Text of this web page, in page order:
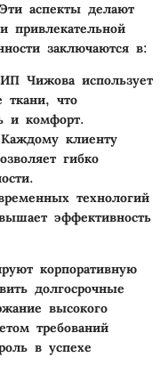
аспекты делают
привлекательной
заключаются в:
Чижова использует
ткани, что
и комфорт.
клиенту
гибко
технологий
эффективность
корпоративную
долгосрочные
высокого
требований
в успехе